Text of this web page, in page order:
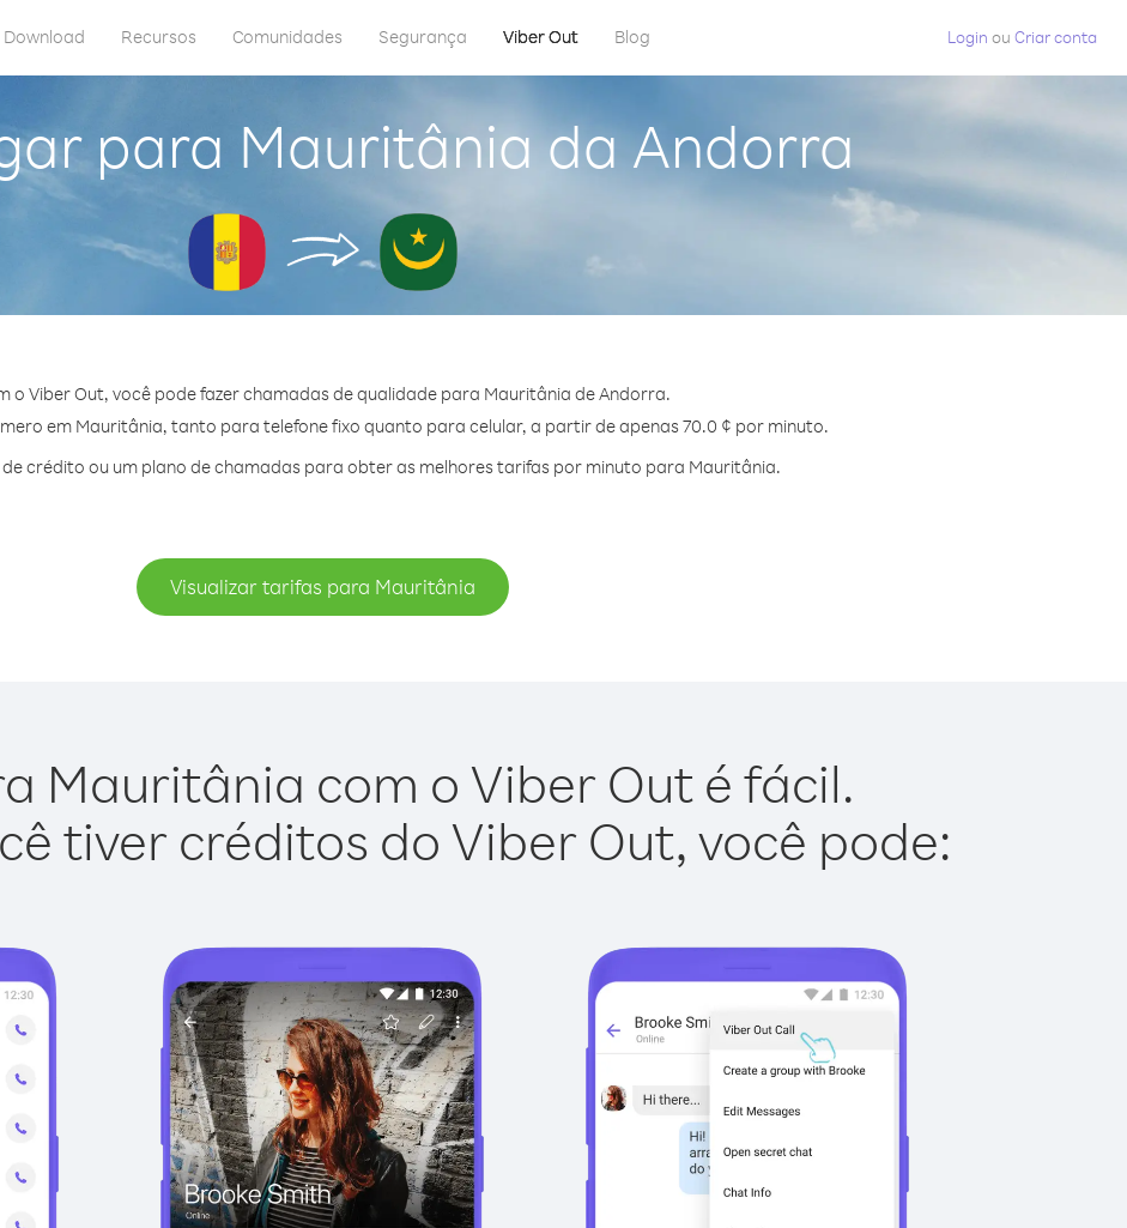
Download Recursos Comunidades Segurança Viber Out Blog Login ou Criar conta
para Mauritânia da Andorra
o Viber Out, você pode fazer chamadas de qualidade para Mauritânia de Andorra.
em Mauritânia, tanto para telefone fixo quanto para celular, a partir de apenas 70.0 ¢ por minuto.
crédito ou um plano de chamadas para obter as melhores tarifas por minuto para Mauritânia.
Visualizar tarifas para Mauritânia
Mauritânia com o Viber Out é fácil.
tiver créditos do Viber Out, você pode: